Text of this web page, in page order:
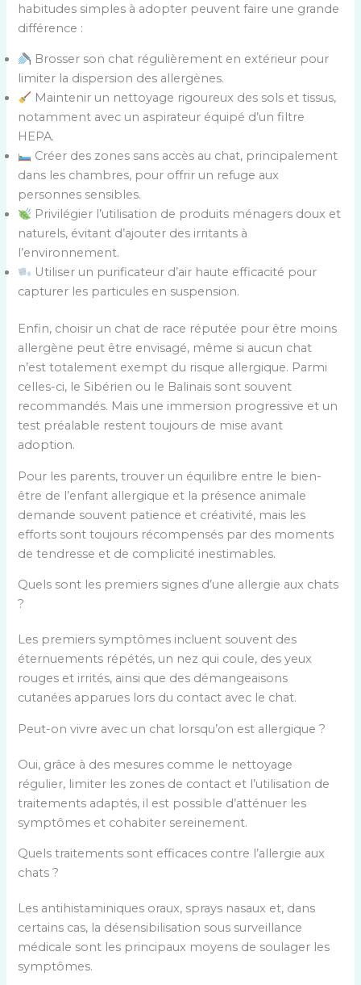
p
a
r
a
f
e
m
d
m
e
n
t
s
a
n
i
h
i
s
t
m
n
s
t
a
u
t
r
t
r
a
i
l
e
s
g
s
u
a
o
e
t
e
x
t
c
o
n
t
d
n
s
l
a
o
o
n
n
e
habitudes simples à adopter peuvent faire une grande
différence :
Brosser son chat régulièrement en extérieur pour
limiter la dispersion des allergènes.
Maintenir un nettoyage rigoureux des sols et tissus,
notamment avec un aspirateur équipé d’un filtre
HEPA.
Créer des zones sans accès au chat, principalement
dans les chambres, pour offrir un refuge aux
personnes sensibles.
Privilégier l’utilisation de produits ménagers doux et
naturels, évitant d’ajouter des irritants à
l’environnement.
Utiliser un purificateur d’air haute efficacité pour
capturer les particules en suspension.
Enfin, choisir un chat de race réputée pour être moins
allergène peut être envisagé, même si aucun chat
n’est totalement exempt du risque allergique. Parmi
celles-ci, le Sibérien ou le Balinais sont souvent
recommandés. Mais une immersion progressive et un
test préalable restent toujours de mise avant
adoption.
Pour les parents, trouver un équilibre entre le bien-
être de l’enfant allergique et la présence animale
demande souvent patience et créativité, mais les
efforts sont toujours récompensés par des moments
de tendresse et de complicité inestimables.
Quels sont les premiers signes d’une allergie aux chats
?
Les premiers symptômes incluent souvent des
éternuements répétés, un nez qui coule, des yeux
rouges et irrités, ainsi que des démangeaisons
cutanées apparues lors du contact avec le chat.
Peut-on vivre avec un chat lorsqu’on est allergique ?
Oui, grâce à des mesures comme le nettoyage
régulier, limiter les zones de contact et l’utilisation de
traitements adaptés, il est possible d’atténuer les
symptômes et cohabiter sereinement.
Quels traitements sont efficaces contre l’allergie aux
chats ?
Les antihistaminiques oraux, sprays nasaux et, dans
certains cas, la désensibilisation sous surveillance
médicale sont les principaux moyens de soulager les
symptômes.